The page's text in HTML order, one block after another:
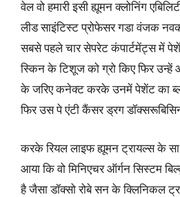
वेल वो हमारी इसी ह्यूमन क्लोनिंग
लीड साइंटिस्ट प्रोफेसर गडा वंजक
सबसे पहले चार सेपरेट कंपार्टमेंट्स में
स्किन के टिशूज को ग्रो किए फिर उन्हें
के जरिए कनेक्ट करके उनमें पेशेंट का
फिर उस पे एंटी कैंसर ड्रग
करके रियल लाइफ ह्यूमन ट्रायल्स के
आया कि वो मिनिएचर ऑर्गन सिस्टम
है जैसा डॉक्सो रोबे सन के क्लिनिकल